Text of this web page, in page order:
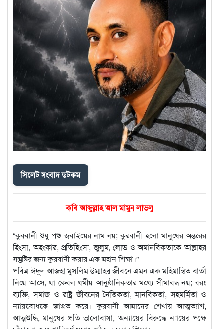
সিলেট সংবাদ ডটকম
কবি আব্দুল্লাহ আল মামুন লাভলু
“কুরবানী শুধু পশু জবাইয়ের নাম নয়; কুরবানী হলো মানুষের অন্তরের
হিংসা, অহংকার, প্রতিহিংসা, জুলুম, লোভ ও অমানবিকতাকে আল্লাহর
সন্তুষ্টির জন্য কুরবানী করার এক মহান শিক্ষা।”
পবিত্র ঈদুল আজহা মুসলিম উম্মাহর জীবনে এমন এক মহিমান্বিত বার্তা
নিয়ে আসে, যা কেবল ধর্মীয় আনুষ্ঠানিকতার মধ্যে সীমাবদ্ধ নয়; বরং
ব্যক্তি, সমাজ ও রাষ্ট্র জীবনের নৈতিকতা, মানবিকতা, সহমর্মিতা ও
ন্যায়বোধকে জাগ্রত করে। কুরবানী আমাদের শেখায় আত্মত্যাগ,
আত্মশুদ্ধি, মানুষের প্রতি ভালোবাসা, অন্যায়ের বিরুদ্ধে ন্যায়ের পক্ষে